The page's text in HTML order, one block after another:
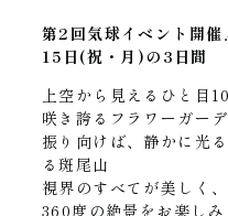
第2 回気球イベント開催
15 日 (祝・月 )の 3 日間
上空から見えるひと目
咲き誇るフラワーガーデ
振り向けば、静かに光
る斑尾山
視界のすべてが美しく
360度の絶景をお楽しみ